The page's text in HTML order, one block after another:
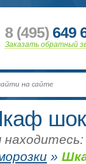
8 (495) 649
Заказать обратный
находитесь:
»